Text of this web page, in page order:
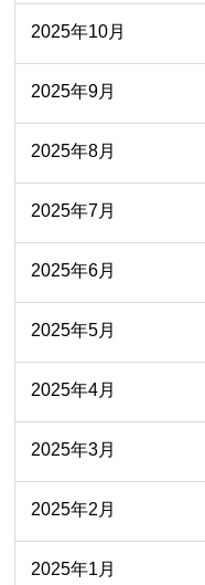
2025年10月
2025年9月
2025年8月
2025年7月
2025年6月
2025年5月
2025年4月
2025年3月
2025年2月
2025年1月